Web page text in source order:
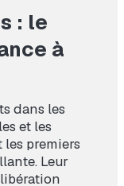
: le
à
dans les
et les
premiers
Leur